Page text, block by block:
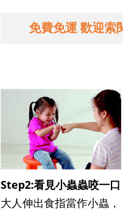
免費免運 歡迎索
Step2:看見小蟲蟲咬一口
大人伸出食指當作小蟲，